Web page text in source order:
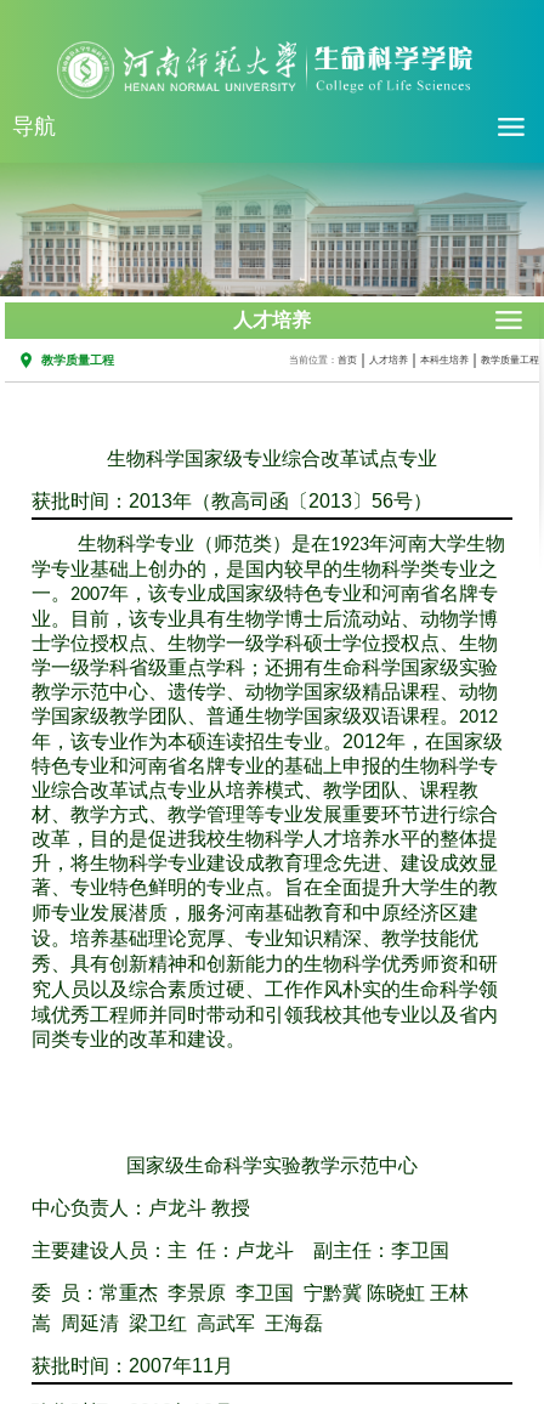
导航
人才培养
教学质量工程 当前位置： 首页 人才培养 本科生培养 教学质量工程
生物科学国家级专业综合改革试点专业
获批时间：2013年（教高司函〔2013〕56号）
生物科学专业（师范类）是在1923年河南大学生物
学专业基础上创办的，是国内较早的生物科学类专业之
一。 2007年，该专业成国家级特色专业和河南省名牌专
业。目前，该专业具有生物学博士后流动站、动物学博
士学位授权点、生物学一级学科硕士学位授权点、生物
学一级学科省级重点学科；还拥有生命科学国家级实验
教学示范中心、遗传学、动物学国家级精品课程、动物
学国家级教学团队、普通生物学国家级双语课程。 2012
年，该专业作为本硕连读招生专业。 2012年，在国家级
特色专业和河南省名牌专业的基础上申报的生物科学专
业综合改革试点专业从培养模式、教学团队、课程教
材、教学方式、教学管理等专业发展重要环节进行综合
改革，目的是促进我校生物科学人才培养水平的整体提
升，将生物科学专业建设成教育理念先进、建设成效显
著、专业特色鲜明的专业点。旨在全面提升大学生的教
师专业发展潜质，服务河南基础教育和中原经济区建
设。培养基础理论宽厚、专业知识精深、教学技能优
秀、具有创新精神和创新能力的生物科学优秀师资和研
究人员以及综合素质过硬、工作作风朴实的生命科学领
域优秀工程师并同时带动和引领我校其他专业以及省内
同类专业的改革和建设。
国家级生命科学实验教学示范中心
中心负责人：卢龙斗 教授
主要建设人员：主 任：卢龙斗 副主任：李卫国
委 员：常重杰 李景原 李卫国 宁黔冀 陈晓虹 王林
嵩 周延清 梁卫红 高武军 王海磊
获批时间：2007年11月